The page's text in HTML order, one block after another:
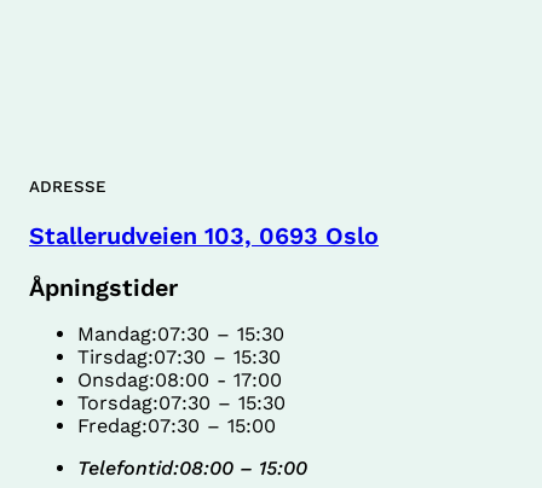
ADRESSE
Stallerudveien 103, 0693 Oslo
Åpningstider
Mandag:07:30 – 15:30
Tirsdag:07:30 – 15:30
Onsdag:08:00 - 17:00
Torsdag:07:30 – 15:30
Fredag:07:30 – 15:00
Telefontid:08:00 – 15:00